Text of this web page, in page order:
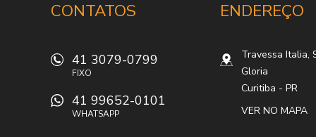
CONTATOS
41 3079-0799
FIXO
41 99652-0101
WHATSAPP
ENDEREÇO
Travessa Italia,
Gloria
Curitiba - PR
VER NO MAPA